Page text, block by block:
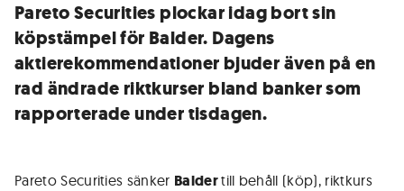
Pareto Securities plockar idag bort sin
köpstämpel för Balder. Dagens
aktierekommendationer bjuder även på en
rad ändrade riktkurser bland banker som
rapporterade under tisdagen.
Pareto Securities sänker Baldertill behåll (köp), riktkurs